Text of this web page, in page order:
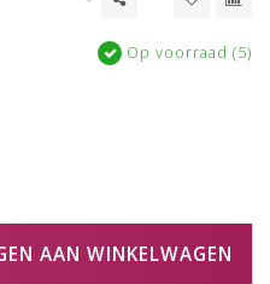
Op voorraad (5)
AAN WINKELWAGEN